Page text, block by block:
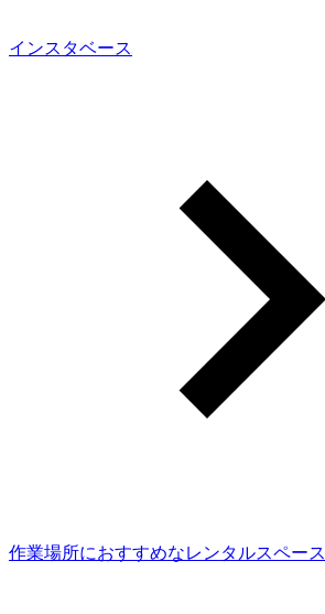
インスタベース
作業場所におすすめなレンタルスペース